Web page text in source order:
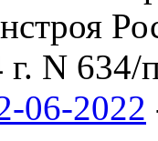
г. N
06-2022